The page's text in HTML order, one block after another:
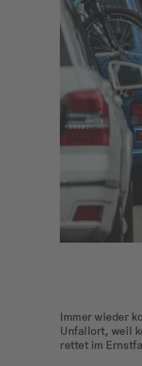
Immer wieder
Unfallort, weil
rettet im